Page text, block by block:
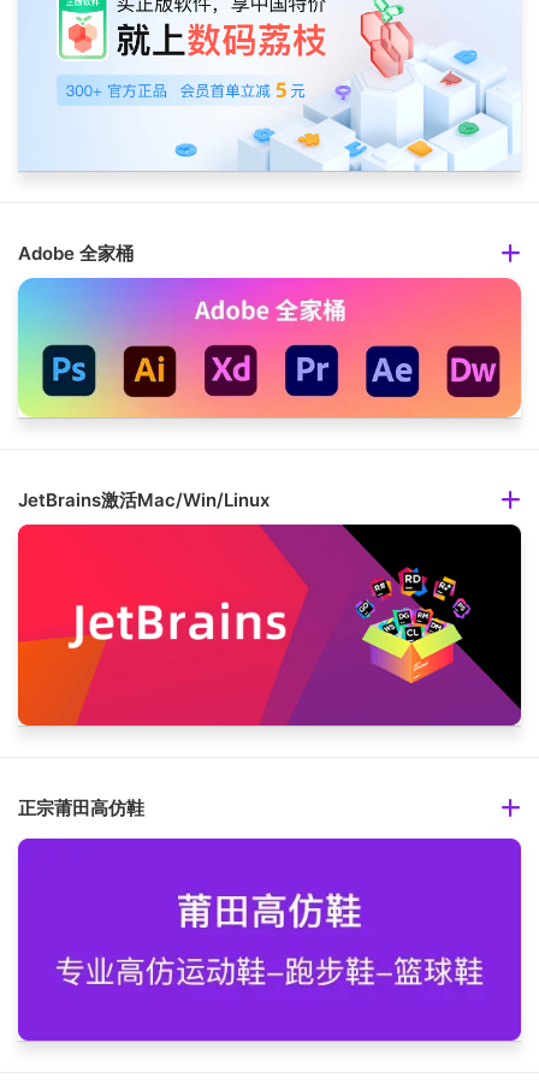
Adobe 全家桶
JetBrains激活Mac/Win/Linux
正宗莆田高仿鞋